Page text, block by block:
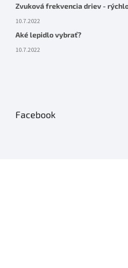
Zvuková frekvencia driev -
10.7.2022
Aké lepidlo vybrať?
10.7.2022
Facebook